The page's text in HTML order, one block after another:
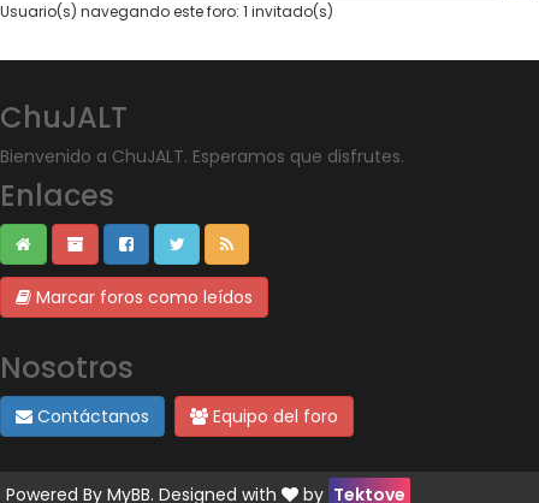
Usuario(s) navegando este foro: 1 invitado(s)
ChuJALT
Bienvenido a ChuJALT. Esperamos que disfrutes.
Enlaces
Marcar foros como leídos
Nosotros
Contáctanos Equipo del foro
Powered By MyBB. Designed with by Tektove